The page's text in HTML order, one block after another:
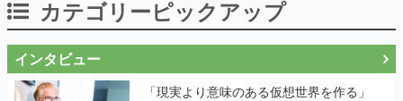
カテゴリーピックアップ
インタビュー
「現実より意味のある仮想世界を作る」